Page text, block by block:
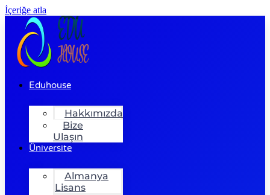
İçeriğe atla
Eduhouse
Hakkımızda
Bize
Ulaşın
Üniversite
Almanya
Lisans